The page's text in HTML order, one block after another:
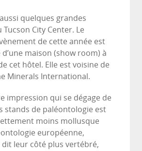
quelques grandes
Tucson City Center. Le
de cette année est
d’une maison (show room) à
cet hôtel. Elle est voisine de
Minerals International.
impression qui se dégage de
stands de paléontologie est
moins mollusque
européenne,
leur côté plus vertébré,